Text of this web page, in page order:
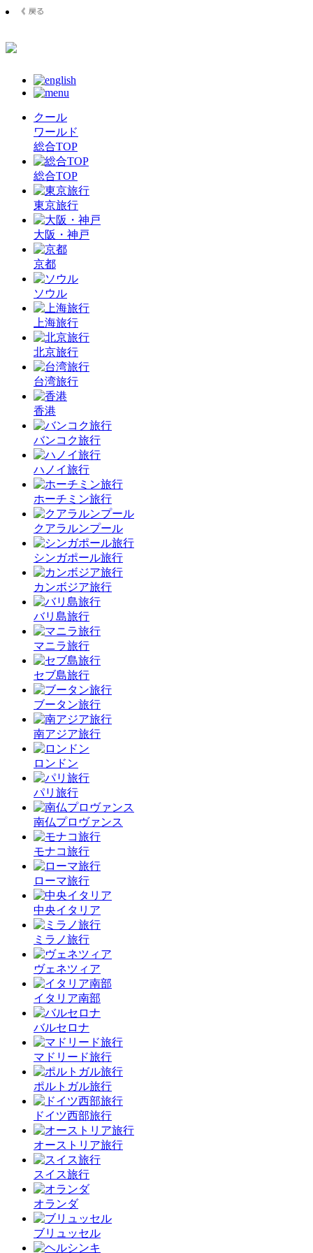
クール
ワールド
総合TOP
総合TOP
東京旅行
大阪・神戸
京都
ソウル
上海旅行
北京旅行
台湾旅行
香港
バンコク旅行
ハノイ旅行
ホーチミン旅行
クアラルンプール
シンガポール旅行
カンボジア旅行
バリ島旅行
マニラ旅行
セブ島旅行
ブータン旅行
南アジア旅行
ロンドン
パリ旅行
南仏プロヴァンス
モナコ旅行
ローマ旅行
中央イタリア
ミラノ旅行
ヴェネツィア
イタリア南部
バルセロナ
マドリード旅行
ポルトガル旅行
ドイツ西部旅行
オーストリア旅行
スイス旅行
オランダ
ブリュッセル